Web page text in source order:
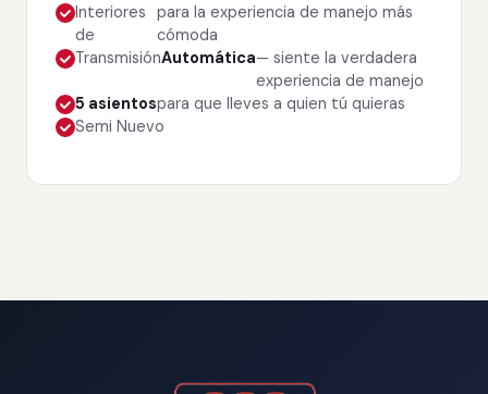
Interiores
de
para la experiencia de manejo más
cómoda
TransmisiónAutomática— siente la verdadera
experiencia de manejo
5 asientospara que lleves a quien tú quieras
Semi Nuevo